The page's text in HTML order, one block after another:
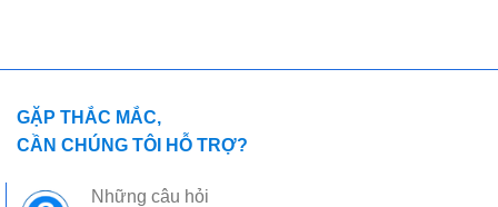
GẶP THẮC MẮC,
CẦN CHÚNG TÔI HỖ TRỢ?
Những câu hỏi